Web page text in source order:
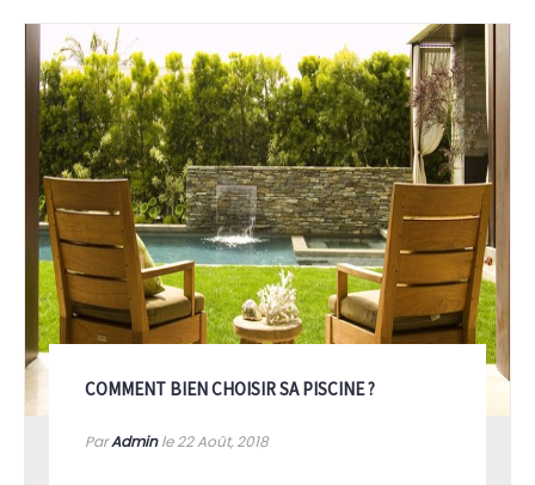
COMMENT BIEN CHOISIR SA PISCINE ?
ParAdminle 22Août, 2018